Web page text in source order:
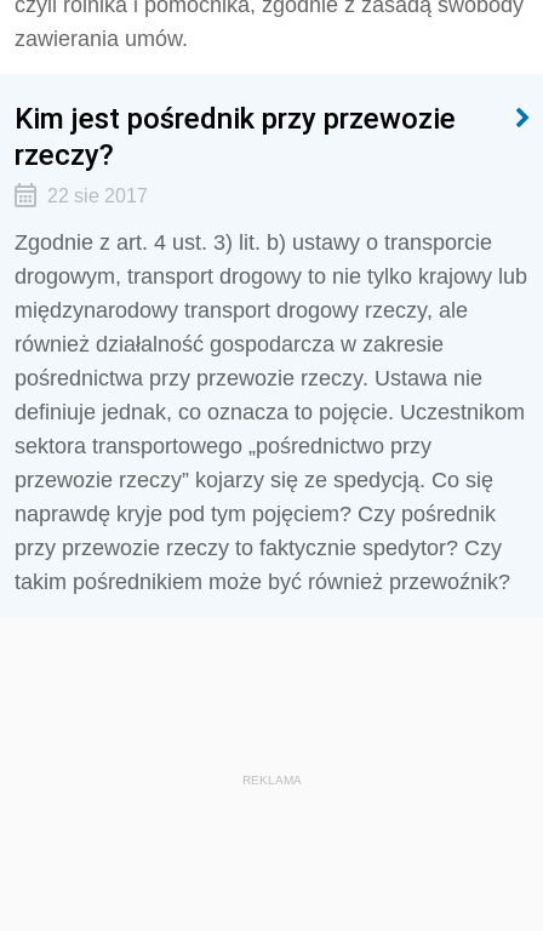
czyli rolnika i pomocnika, zgodnie z zasadą swobody
zawierania umów.
Kim jest pośrednik przy przewozie
rzeczy?
22 sie 2017
Zgodnie z art. 4 ust. 3) lit. b) ustawy o transporcie
drogowym, transport drogowy to nie tylko krajowy lub
międzynarodowy transport drogowy rzeczy, ale
również działalność gospodarcza w zakresie
pośrednictwa przy przewozie rzeczy. Ustawa nie
definiuje jednak, co oznacza to pojęcie. Uczestnikom
sektora transportowego „pośrednictwo przy
przewozie rzeczy” kojarzy się ze spedycją. Co się
naprawdę kryje pod tym pojęciem? Czy pośrednik
przy przewozie rzeczy to faktycznie spedytor? Czy
takim pośrednikiem może być również przewoźnik?
REKLAMA